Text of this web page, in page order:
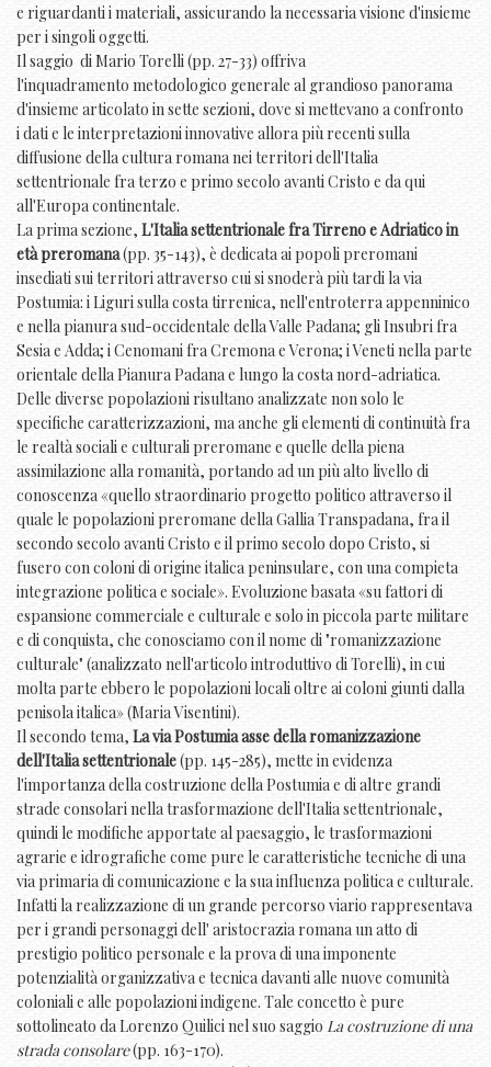
e riguardanti i materiali, assicurando la necessaria visione d'insieme
per i singoli oggetti.
Il saggio di Mario Torelli (pp. 27-33) offriva
l'inquadramento metodologico generale al grandioso panorama
d'insieme articolato in sette sezioni, dove si mettevano a confronto
i datie le interpretazioni innovative allora più recenti sulla
diffusione della cultura romana nei territori dell'Italia
settentrionale fra terzo e primo secolo avanti Cristo e da qui
all'Europa continentale.
La prima sezione, L'Italia settentrionale fra Tirreno e Adriatico in
età preromana(pp. 35-143), è dedicata ai popoli preromani
insediati sui territori attraverso cui si snoderà più tardi la via
Postumia: i Liguri sulla costa tirrenica, nell'entroterra appenninico
e nella pianura sud-occidentale della Valle Padana; gli Insubri fra
Sesia e Adda; i Cenomani fra Cremona e Verona; i Veneti nella parte
orientale della Pianura Padana e lungo la costa nord-adriatica.
Delle diverse popolazioni risultano analizzate non solo le
specifiche caratterizzazioni, ma anche gli elementi di continuità fra
le realtà sociali e culturali preromane e quelle della piena
assimilazione alla romanità, portando ad un più alto livello di
conoscenza «quello straordinario progetto politico attraverso il
quale le popolazioni preromane della Gallia Transpadana, fra il
secondo secolo avanti Cristo e il primo secolo dopo Cristo, si
fusero con coloni di origine italica peninsulare, con una compieta
integrazione politica e sociale». Evoluzione basata «su fattori di
espansione commerciale e culturale e solo in piccola parte militare
e di conquista, che conosciamo con il nome di "romanizzazione
culturale" (analizzato nell'articolo introduttivo di Torelli), in cui
molta parte ebbero le popolazioni locali oltre ai coloni giunti dalla
penisola italica» (Maria Visentini).
Il secondo tema, La via Postumia asse della romanizzazione
dell'Italia settentrionale(pp. 145-285), mette in evidenza
l'importanza della costruzione della Postumia e di altre grandi
strade consolari nella trasformazione dell'Italia settentrionale,
quindi le modifiche apportate al paesaggio, le trasformazioni
agrarie e idrografiche come pure le caratteristiche tecniche di una
via primaria di comunicazione e la sua influenza politica e culturale.
Infatti la realizzazione di un grande percorso viario rappresentava
per i grandi personaggi dell' aristocrazia romana un atto di
prestigio politico personale e la prova di una imponente
potenzialità organizzativa e tecnica davanti alle nuove comunità
coloniali e alle popolazioni indigene. Tale concetto è pure
sottolineato da Lorenzo Quilici nel suo saggio La costruzione di una
strada consolare(pp. 163-170).